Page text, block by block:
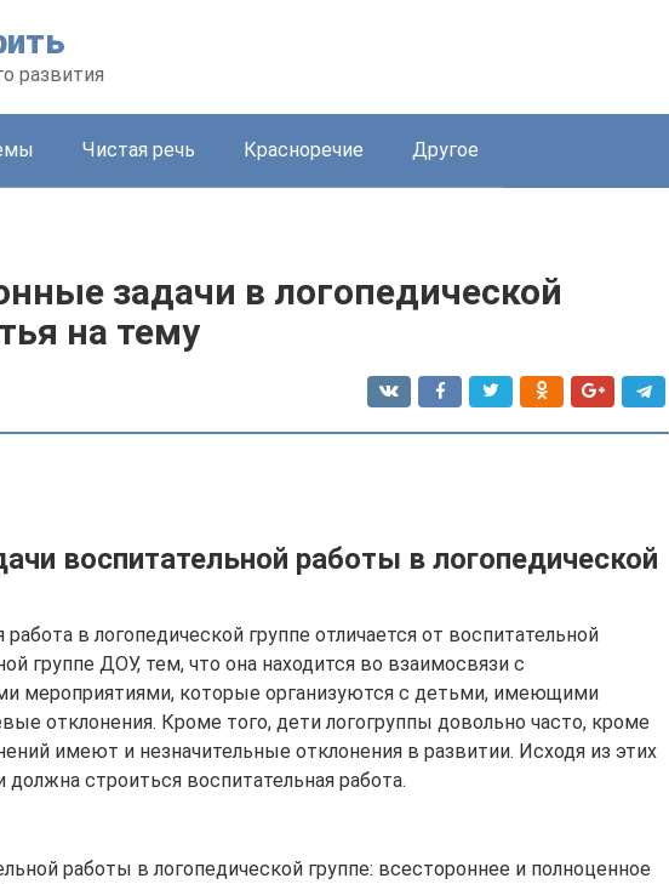
развития
Чистая речь Красноречие Другое
задачи в логопедической
на тему
воспитательной работы в логопедической
работа в логопедической группе отличается от воспитательной
группе ДОУ, тем, что она находится во взаимосвязи с
мероприятиями, которые организуются с детьми, имеющими
отклонения. Кроме того, дети логогруппы довольно часто, кроме
имеют и незначительные отклонения в развитии. Исходя из этих
должна строиться воспитательная работа.
работы в логопедической группе: всестороннее и полноценное